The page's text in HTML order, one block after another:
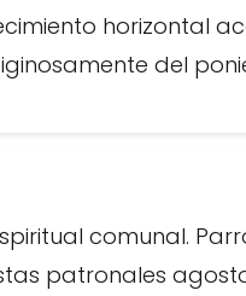
horizontal
del
comunal.
patronales